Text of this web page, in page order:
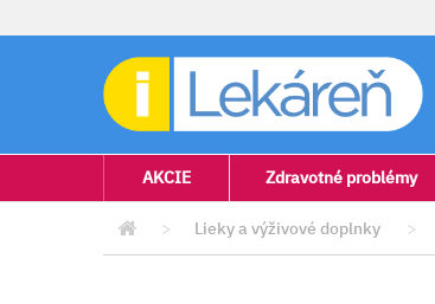
AKCIE Zdravotné problémy
> Lieky a výživové doplnky >